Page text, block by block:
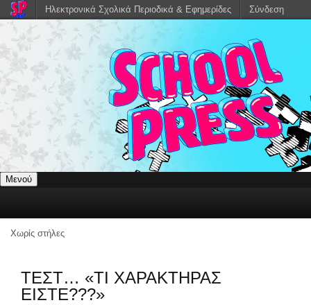
Μενού
Χωρίς στήλες
ΤΕΣΤ… «ΤΙ ΧΑΡΑΚΤΗΡΑΣ
ΕΙΣΤΕ???»
Ηλεκτρονικά Σχολικά Περιοδικά & Εφημερίδες Σύνδεση